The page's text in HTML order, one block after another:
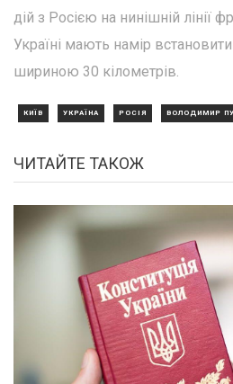
дій з Росією на нинішній лінії
Україні мають намір
шириною 30 кілометрів.
КИЇВ УКРАЇНА РОСІЯ ВОЛОДИМИР
ЧИТАЙТЕ ТАКОЖ